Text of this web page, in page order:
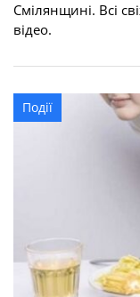
Смілянщині. Всі
відео.
Події